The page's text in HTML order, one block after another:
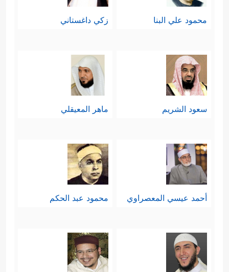
محمود علي البنا زكي داغستاني
سعود الشريم ماهر المعيقلي
أحمد عيسي المعصراوي محمود عبد الحكم